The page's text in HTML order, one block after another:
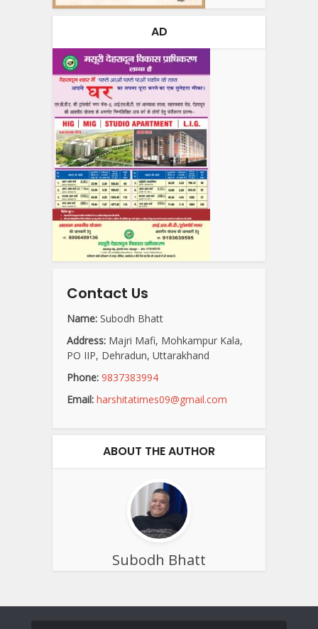
AD
Contact Us
Name: Subodh Bhatt
Address: Majri Mafi, Mohkampur Kala,
PO IIP, Dehradun, Uttarakhand
Phone: 9837383994
Email: harshitatimes09@gmail.com
ABOUT THE AUTHOR
Subodh Bhatt